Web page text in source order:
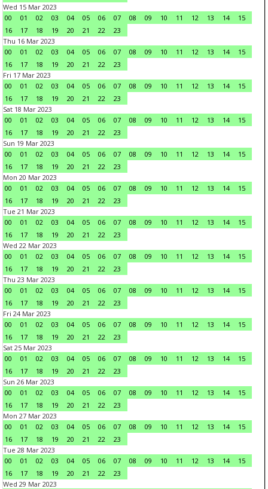
Wed 15 Mar 2023
00
01 02 03 04 05 06 07 08 09 10 11 12 13 14
15
16
17 18 19 20 21 22
23
Thu 16 Mar 2023
00
01 02 03 04 05 06 07 08 09 10 11 12 13 14
15
16
17 18 19 20 21 22
23
Fri 17 Mar 2023
00
01 02 03 04 05 06 07 08 09 10 11 12 13 14
15
16
17 18 19 20 21 22
23
Sat 18 Mar 2023
00
01 02 03 04 05 06 07 08 09 10 11 12 13 14
15
16
17 18 19 20 21 22
23
Sun 19 Mar 2023
00
01 02 03 04 05 06 07 08 09 10 11 12 13 14
15
16
17 18 19 20 21 22
23
Mon 20 Mar 2023
00
01 02 03 04 05 06 07 08 09 10 11 12 13 14
15
16
17 18 19 20 21 22
23
Tue 21 Mar 2023
00
01 02 03 04 05 06 07 08 09 10 11 12 13 14
15
16
17 18 19 20 21 22
23
Wed 22 Mar 2023
00
01 02 03 04 05 06 07 08 09 10 11 12 13 14
15
16
17 18 19 20 21 22
23
Thu 23 Mar 2023
00
01 02 03 04 05 06 07 08 09 10 11 12 13 14
15
16
17 18 19 20 21 22
23
Fri 24 Mar 2023
00
01 02 03 04 05 06 07 08 09 10 11 12 13 14
15
16
17 18 19 20 21 22
23
Sat 25 Mar 2023
00
01 02 03 04 05 06 07 08 09 10 11 12 13 14
15
16
17 18 19 20 21 22
23
Sun 26 Mar 2023
00
01 02 03 04 05 06 07 08 09 10 11 12 13 14
15
16
17 18 19 20 21 22
23
Mon 27 Mar 2023
00
01 02 03 04 05 06 07 08 09 10 11 12 13 14
15
16
17 18 19 20 21 22
23
Tue 28 Mar 2023
00
01 02 03 04 05 06 07 08 09 10 11 12 13 14
15
16
17 18 19 20 21 22
23
Wed 29 Mar 2023